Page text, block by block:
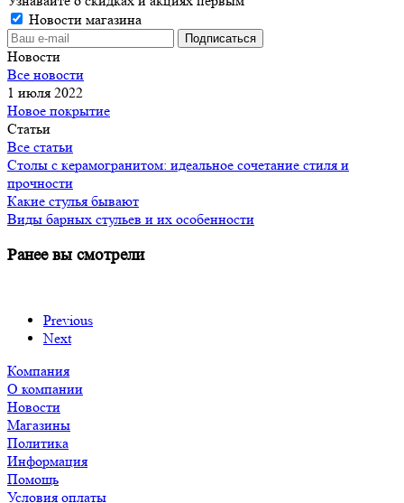
Новости магазина
Новости
Все новости
1 июля 2022
Новое покрытие
Статьи
Все статьи
Cтолы с керамогранитом: идеальное сочетание стиля и
прочности
Какие стулья бывают
Виды барных стульев и их особенности
Ранее вы смотрели
Previous
Next
Компания
О компании
Новости
Магазины
Политика
Информация
Помощь
Условия оплаты